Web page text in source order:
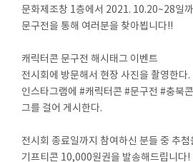
문화제조창 1층에서 2021. 10.20~28일까
문구전을 통해 여러분을 찾아뵙니다!!
캐릭터콘 문구전 해시태그 이벤트
전시회에 방문해서 현장 사진을 촬영한다.
인스타그램에 #캐릭터콘 #문구전 #충북
그를 걸어 게시한다.
전시회 종료일까지 참여하신 분들 중 추
기프티콘 10,000원권을 발송해드립니다!